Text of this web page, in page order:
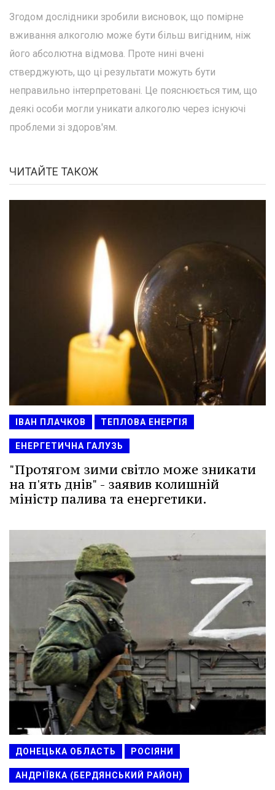
Згодом дослідники зробили висновок, що помірне
вживання алкоголю може бути більш вигідним, ніж
його абсолютна відмова. Проте нині вчені
стверджують, що ці результати можуть бути
неправильно інтерпретовані. Це пояснюється тим, що
деякі особи могли уникати алкоголю через існуючі
проблеми зі здоров'ям.
ЧИТАЙТЕ ТАКОЖ
ІВАН ПЛАЧКОВ ТЕПЛОВА ЕНЕРГІЯ
ЕНЕРГЕТИЧНА ГАЛУЗЬ
"Протягом зими світло може зникати
на п'ять днів" - заявив колишній
міністр палива та енергетики.
ДОНЕЦЬКА ОБЛАСТЬ РОСІЯНИ
АНДРІЇВКА (БЕРДЯНСЬКИЙ РАЙОН)